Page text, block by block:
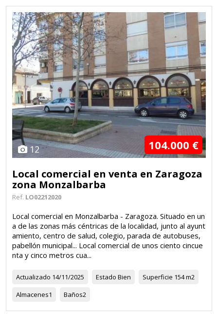
12 104.000 €
Local comercial en venta en Zaragoza
zona Monzalbarba
Ref. LO02212020
Local comercial en Monzalbarba - Zaragoza. Situado en un
a de las zonas más céntricas de la localidad, junto al ayunt
amiento, centro de salud, colegio, parada de autobuses,
pabellón municipal... Local comercial de unos ciento cincue
nta y cinco metros cua...
Actualizado 14/11/2025 Estado Bien Superficie 154 m2
Almacenes1 Baños2